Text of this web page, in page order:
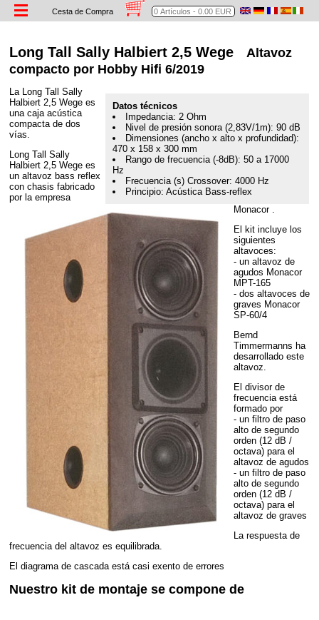
Cesta de Compra
Long Tall Sally Halbiert 2,5 Wege Altavoz
compacto por Hobby Hifi 6/2019
Datos técnicos
Impedancia: 2 Ohm
Nivel de presión sonora (2,83V/1m): 90 dB
Dimensiones (ancho x alto x profundidad):
470 x 158 x 300 mm
Rango de frecuencia (-8dB): 50 a 17000
Hz
Frecuencia (s) Crossover: 4000 Hz
Principio: Acústica Bass-reflex
La Long Tall Sally
Halbiert 2,5 Wege es
una caja acústica
compacta de dos
vías.
Long Tall Sally
Halbiert 2,5 Wege es
un altavoz bass reflex
con chasis fabricado
por la empresa
Monacor .
El kit incluye los
siguientes
altavoces:
- un altavoz de
agudos Monacor
MPT-165
- dos altavoces de
graves Monacor
SP-60/4
Bernd
Timmermanns ha
desarrollado este
altavoz.
El divisor de
frecuencia está
formado por
- un filtro de paso
alto de segundo
orden (12 dB /
octava) para el
altavoz de agudos
- un filtro de paso
alto de segundo
orden (12 dB /
octava) para el
altavoz de graves
La respuesta de
frecuencia del altavoz es equilibrada.
El diagrama de cascada está casi exento de errores
Nuestro kit de montaje se compone de